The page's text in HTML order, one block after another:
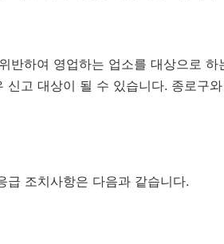
반하여 영업하는 업소를 대상으로
신고 대상이 될 수 있습니다. 종로구
급 조치사항은 다음과 같습니다.